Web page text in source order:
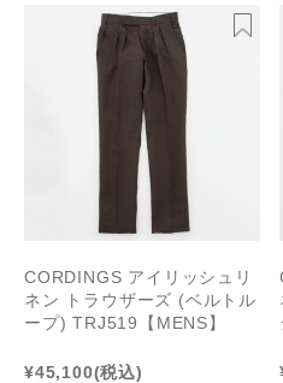
CORDINGS アイリッシュリ
ネン トラウザーズ (ベルトル
ープ) TRJ519【MENS】
¥45,100(税込)